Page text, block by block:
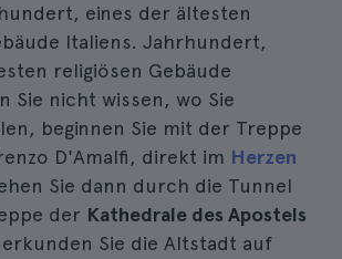
eines der ältesten
Italiens. Jahrhundert,
religiösen Gebäude
Sie nicht wissen, wo Sie
beginnen Sie mit der Treppe
D'Amalfi, direkt im Herzen
Sie dann durch die Tunnel
der Kathedrale des Apostels
Sie die Altstadt auf